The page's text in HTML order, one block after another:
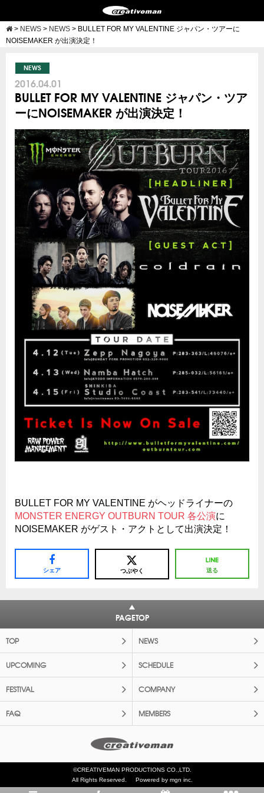
> NEWS > NEWS > BULLET FOR MY VALENTINE ジャパン・ツアーに
NOISEMAKER が出演決定！
NEWS
2016.04.01
BULLET FOR MY VALENTINE ジャパン・ツア
ーにNOISEMAKER が出演決定！
BULLET FOR MY VALENTINE がヘッドライナーの
MONSTER ENERGY OUTBURN TOUR 各公演に
NOISEMAKER がゲスト・アクトとして出演決定！
シェア つぶやく 送る
PAGETOP
TOP NEWS
UPCOMING SCHEDULE
FESTIVAL COMPANY
FAQ MEMBERS
©CREATIVEMAN PRODUCTIONS CO.,LTD.
All Rights Reserved.
Powered by mgn inc.